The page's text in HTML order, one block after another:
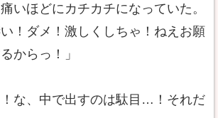
いほどにカチカチになっていた。
い！ダメ！激しくしちゃ！ねえお願
からっ！」
な、中で出すのは駄目…！それだ